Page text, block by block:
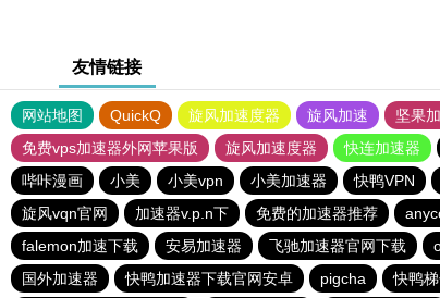
友情链接
网站地图 QuickQ 旋风加速度器 旋风加速 坚果
免费vps加速器外网苹果版
旋风加速度器 快连加速器
哔咔漫画
小美 小美vpn 小美加速器 快鸭VPN
旋风vqn官网
加速器v.p.n下 免费的加速器推荐
falemon加速下载
安易加速器 飞驰加速器官网下载
国外加速器
快鸭加速器下载官网安卓 pigcha 快鸭